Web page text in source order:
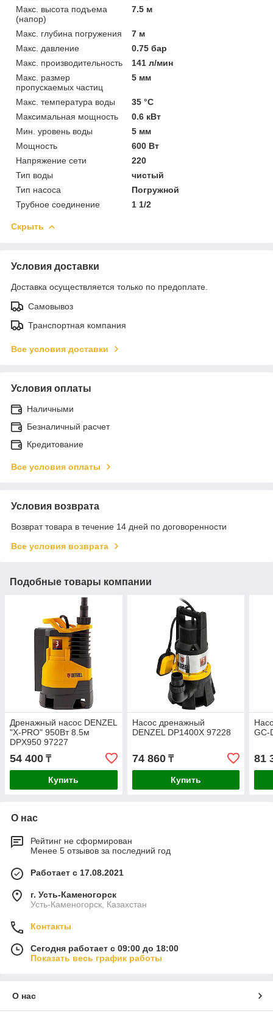
Макс. высота подъема
(напор)
7.5 м
Макс. глубина погружения
7 м
Макс. давление
0.75 бар
Макс. производительность
141 л/мин
Макс. размер
пропускаемых частиц
5 мм
Макс. температура воды
35 °C
Максимальная мощность
0.6 кВт
Мин. уровень воды
5 мм
Мощность
600 Вт
Напряжение сети
220
Тип воды
чистый
Тип насоса
Погружной
Трубное соединение
1 1/2
Скрыть
Условия доставки
Доставка осуществляется только по предоплате.
Самовывоз
Транспортная компания
Все условия доставки
Условия оплаты
Наличными
Безналичный расчет
Кредитование
Все условия оплаты
Условия возврата
Возврат товара в течение 14 дней по договоренности
Все условия возврата
Подобные товары компании
Дренажный насос DENZEL
"X-PRO" 950Вт 8.5м
DPХ950 97227
54 400 ₸
Купить
Насос дренажный
DENZEL DP1400X 97228
74 860₸
Купить
GC-
81
О нас
Рейтинг не сформирован
Менее 5 отзывов за последний год
Работает с 17.08.2021
г. Усть-Каменогорск
Усть-Каменогорск, Казахстан
Контакты
Сегодня работает с 09:00 до 18:00
Показать весь график работы
О нас